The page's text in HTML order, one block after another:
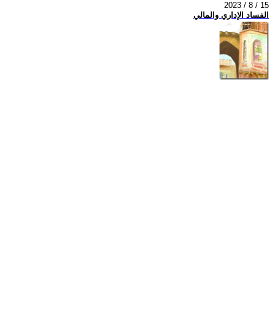
2023 / 8 / 15
الفساد الإداري والمالي